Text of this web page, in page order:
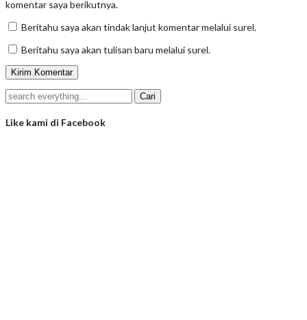
komentar saya berikutnya.
Beritahu saya akan tindak lanjut komentar melalui surel.
Beritahu saya akan tulisan baru melalui surel.
Like kami di Facebook